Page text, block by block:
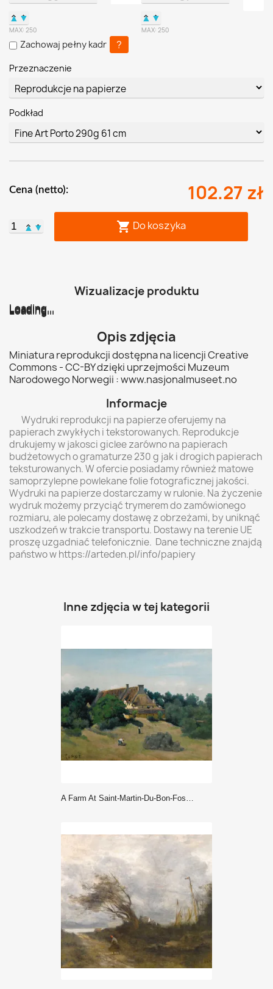
▲ ▼
MAX: 250
▲ ▼
MAX: 250
Zachowaj pełny kadr ?
Przeznaczenie
Podkład
Cena (netto): 102.27 zł
▲ ▼  Do koszyka
Wizualizacje produktu
Loading...
Loading...
Loading...
Loading...
Loading...
Loading...
Opis zdjęcia
Miniatura reprodukcji dostępna na licencji Creative
Commons - CC-BY dzięki uprzejmości Muzeum
Narodowego Norwegii : www.nasjonalmuseet.no
Informacje
Wydruki reprodukcji na papierze oferujemy na
papierach zwykłych i tekstorowanych. Reprodukcje
drukujemy w jakosci giclee zarówno na papierach
budżetowych o gramaturze 230 g jak i drogich papierach
teksturowanych. W ofercie posiadamy również matowe
samoprzylepne powlekane folie fotograficznej jakości.
Wydruki na papierze dostarczamy w rulonie. Na życzenie
wydruk możemy przyciąć trymerem do zamówionego
rozmiaru, ale polecamy dostawę z obrzeżami, by uniknąć
uszkodzeń w trakcie transportu. Dostawy na terenie UE
proszę uzgadniać telefonicznie. Dane techniczne znajdą
państwo w https://arteden.pl/info/papiery
Inne zdjęcia w tej kategorii
A Farm At Saint-Martin-Du-Bon-Fosse, Near Saint-Lo (1833) - Corot